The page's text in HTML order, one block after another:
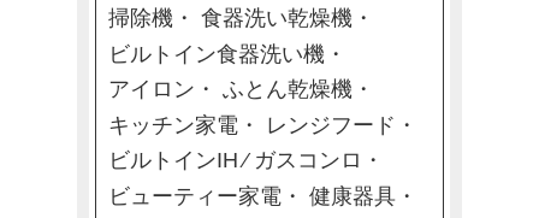
掃除機
食器洗い乾燥機
ビルトイン食器洗い機
アイロン
ふとん乾燥機
キッチン家電
レンジフード
ビルトインIH ⁄ ガスコンロ
ビューティー家電
健康器具